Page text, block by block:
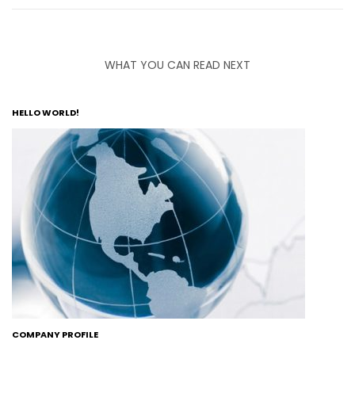
WHAT YOU CAN READ NEXT
HELLO WORLD!
COMPANY PROFILE